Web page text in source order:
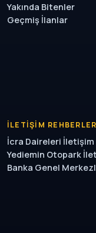
Yakında Bitenler
Geçmiş İlanlar
İLETIŞIM
İcra Daireleri İletişim
Yediemin Otopark
Banka Genel